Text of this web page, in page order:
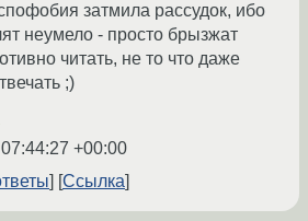
затмила рассудок, ибо
неумело - просто брызжат
читать, не то что даже
;)
+00:00
Ссылка